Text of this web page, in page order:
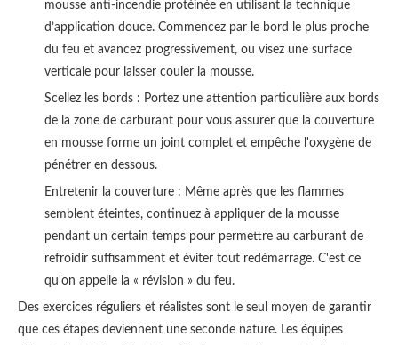
mousse anti-incendie protéinée en utilisant la technique
d’application douce. Commencez par le bord le plus proche
du feu et avancez progressivement, ou visez une surface
verticale pour laisser couler la mousse.
Scellez les bords : Portez une attention particulière aux bords
de la zone de carburant pour vous assurer que la couverture
en mousse forme un joint complet et empêche l'oxygène de
pénétrer en dessous.
Entretenir la couverture : Même après que les flammes
semblent éteintes, continuez à appliquer de la mousse
pendant un certain temps pour permettre au carburant de
refroidir suffisamment et éviter tout redémarrage. C'est ce
qu'on appelle la « révision » du feu.
Des exercices réguliers et réalistes sont le seul moyen de garantir
que ces étapes deviennent une seconde nature. Les équipes